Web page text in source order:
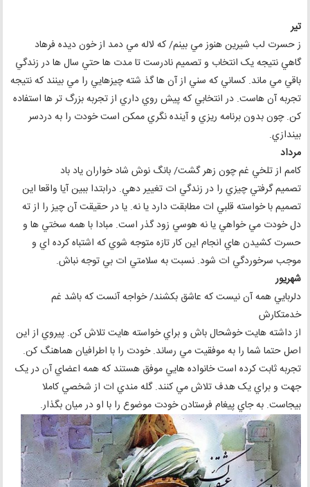
تير
ز حسرت لب شيرين هنوز مي بينم/ که لاله مي دمد از خون ديده فرهاد
گاهي نتيجه يک انتخاب و تصميم نادرست تا مدت ها حتي سال ها در زندگي
باقي مي ماند. کساني که سني از آن ها گذ شته چيزهايي را مي بينند که نتيجه
تجربه آن هاست. در انتخابي که پيش روي داري از تجربه بزرگ تر ها استفاده
کن. چون بدون برنامه ريزي و آينده نگري ممکن است خودت را به دردسر
بيندازي.
مرداد
کامم از تلخي غم چون زهر گشت/ بانگ نوش شاد خواران ياد باد
تصميم گرفتي چيزي را در زندگي ات تغيير دهي. درابتدا ببين آيا واقعا اين
تصميم با خواسته قلبي ات مطابقت دارد يا نه. يا در حقيقت آن چيز را از ته
دل خودت مي خواهي يا نه هوسي زود گذر است. مبادا با همه سختي ها و
حسرت کشيدن هاي انجام اين کار تازه متوجه شوي که اشتباه کرده اي و
موجب سرخوردگي ات شود. نسبت به سلامتي ات بي توجه نباش.
شهريور
دلربايي همه آن نيست که عاشق بکشند/ خواجه آنست که باشد غم
خدمتکارش
از داشته هايت خوشحال باش و براي خواسته هايت تلاش کن. پيروي از اين
اصل حتما شما را به موفقيت مي رساند. خودت را با اطرافيان هماهنگ کن.
تجربه ثابت کرده است خانواده هايي موفق هستند که همه اعضاي آن در يک
جهت و براي يک هدف تلاش مي کنند. گله مندي ات از شخصي کاملا
بيجاست. به جاي پيغام فرستادن خودت موضوع را با او در ميان بگذار.